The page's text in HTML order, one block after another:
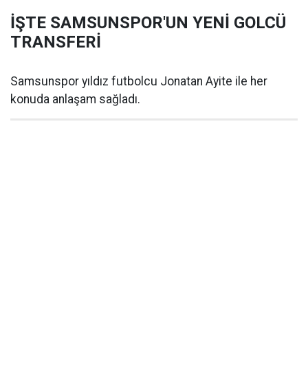
İŞTE SAMSUNSPOR'UN YENİ GOLCÜ
TRANSFERİ
Samsunspor yıldız futbolcu Jonatan Ayite ile her
konuda anlaşam sağladı.